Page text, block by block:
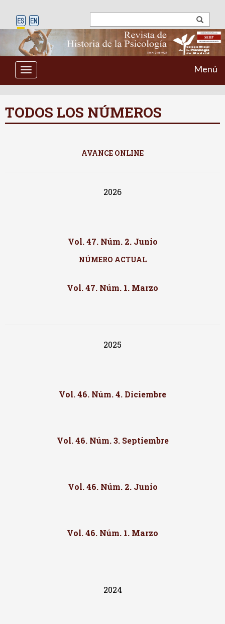
Toggle
navigation
Menú
TODOS LOS NÚMEROS
AVANCE ONLINE
2026
Vol. 47. Núm. 2. Junio
NÚMERO ACTUAL
Vol. 47. Núm. 1. Marzo
2025
Vol. 46. Núm. 4. Diciembre
Vol. 46. Núm. 3. Septiembre
Vol. 46. Núm. 2. Junio
Vol. 46. Núm. 1. Marzo
2024